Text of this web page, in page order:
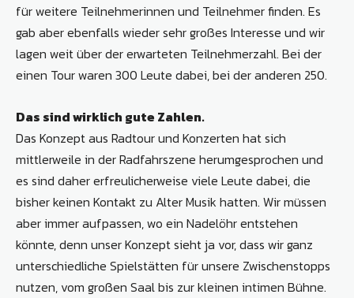
für weitere Teilnehmerinnen und Teilnehmer finden. Es
gab aber ebenfalls wieder sehr großes Interesse und wir
lagen weit über der erwarteten Teilnehmerzahl. Bei der
einen Tour waren 300 Leute dabei, bei der anderen 250.
Das sind wirklich gute Zahlen.
Das Konzept aus Radtour und Konzerten hat sich
mittlerweile in der Radfahrszene herumgesprochen und
es sind daher erfreulicherweise viele Leute dabei, die
bisher keinen Kontakt zu Alter Musik hatten. Wir müssen
aber immer aufpassen, wo ein Nadelöhr entstehen
könnte, denn unser Konzept sieht ja vor, dass wir ganz
unterschiedliche Spielstätten für unsere Zwischenstopps
nutzen, vom großen Saal bis zur kleinen intimen Bühne.